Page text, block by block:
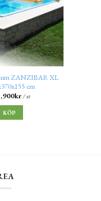
ZANZIBAR XL
cm
kr/ st
KÖP